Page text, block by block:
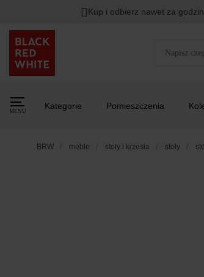
Kup i odbierz nawet za
MENU
Kategorie Pomieszczenia
BRW meble stoły i krzesła stoły